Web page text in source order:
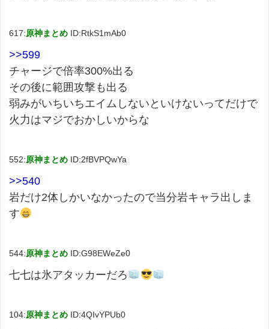
617:原神まとめ ID:RtkS1mAb0
>>599
チャージで倍率300%出る
その後に範囲攻撃も出る
弱みがいちいちエイムしないといけないってだけで
火力はマジでおかしいからな
552:原神まとめ ID:2fBVPQwYa
>>540
岩だけ2体しかいなかったので当分岩キャラ出しま
す
544:原神まとめ ID:G98EWeZe0
七七は氷アタッカーだろ
104:原神まとめ ID:4QIvYPUb0